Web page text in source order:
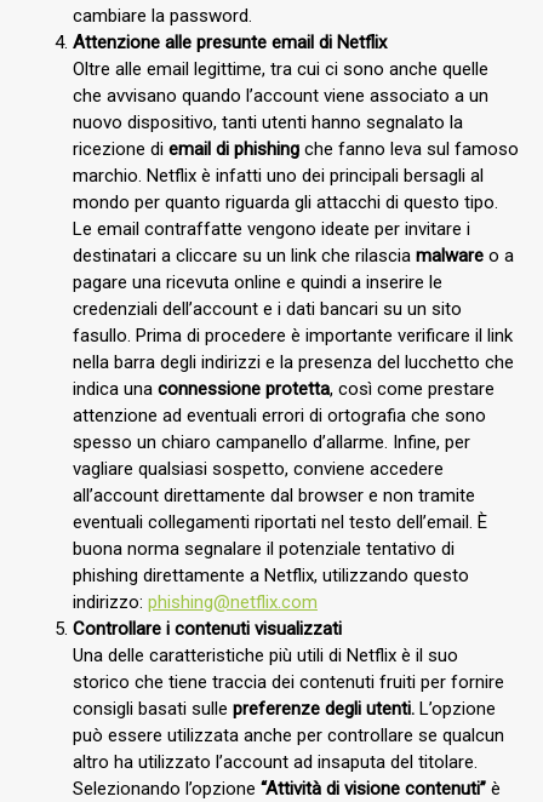
cambiare la password.
Attenzione alle presunte email di Netflix
Oltre alle email legittime, tra cui ci sono anche quelle
che avvisano quando l’account viene associato a un
nuovo dispositivo, tanti utenti hanno segnalato la
ricezione di email di phishing che fanno leva sul famoso
marchio. Netflix è infatti uno dei principali bersagli al
mondo per quanto riguarda gli attacchi di questo tipo.
Le email contraffatte vengono ideate per invitare i
destinatari a cliccare su un link che rilascia malware o a
pagare una ricevuta online e quindi a inserire le
credenziali dell’account e i dati bancari su un sito
fasullo. Prima di procedere è importante verificare il link
nella barra degli indirizzi e la presenza del lucchetto che
indica una connessione protetta, così come prestare
attenzione ad eventuali errori di ortografia che sono
spesso un chiaro campanello d’allarme. Infine, per
vagliare qualsiasi sospetto, conviene accedere
all’account direttamente dal browser e non tramite
eventuali collegamenti riportati nel testo dell’email. È
buona norma segnalare il potenziale tentativo di
phishing direttamente a Netflix, utilizzando questo
indirizzo: phishing@netflix.com
Controllare i contenuti visualizzati
Una delle caratteristiche più utili di Netflix è il suo
storico che tiene traccia dei contenuti fruiti per fornire
consigli basati sulle preferenze degli utenti. L’opzione
può essere utilizzata anche per controllare se qualcun
altro ha utilizzato l’account ad insaputa del titolare.
Selezionando l’opzione “Attività di visione contenuti” è